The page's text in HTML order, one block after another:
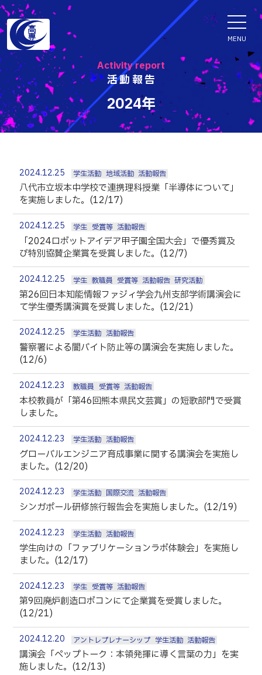
活動報告
Activity report
2024年
2024.12.25 学生活動 地域活動 活動報告
八代市立坂本中学校で連携理科授業「半導体について」
を実施しました。(12/17)
2024.12.25 学生 受賞等 活動報告
「2024ロボットアイデア甲子園全国大会」で優秀賞及
び特別協賛企業賞を受賞しました。(12/7)
2024.12.25 学生 教職員 受賞等 活動報告 研究活動
第26回日本知能情報ファジィ学会九州支部学術講演会に
て学生優秀講演賞を受賞しました。(12/21)
2024.12.25 学生活動 活動報告
警察署による闇バイト防止等の講演会を実施しました。
(12/6)
2024.12.23 教職員 受賞等 活動報告
本校教員が「第46回熊本県民文芸賞」の短歌部門で受賞
しました。
2024.12.23 学生活動 活動報告
グローバルエンジニア育成事業に関する講演会を実施し
ました。(12/20)
2024.12.23 学生活動 国際交流 活動報告
シンガポール研修旅行報告会を実施しました。(12/19)
2024.12.23 学生活動 活動報告
学生向けの「ファブリケーションラボ体験会」を実施し
ました。(12/17)
2024.12.23 学生 受賞等 活動報告
第9回廃炉創造ロボコンにて企業賞を受賞しました。
(12/21)
2024.12.20 アントレプレナーシップ 学生活動 活動報告
講演会「ペップトーク：本領発揮に導く言葉の力」を実
施しました。(12/13)
MENU
ENGLISH
学科・専攻科
電子情報学系学科
知能制御情報工学科
情報工学科
機械知能システム工学科
建築社会デザイン工学科
生物化学システム工学科
基幹教育科
専攻科
電子情報システム工学専攻
生産システム工学専攻
入試情報
入試速報
入学者選抜検査 情報
パンフレット・紹介動画
Webオープンキャンパス
オープンキャンパス等
進学の手引き
入学料および授業料
受験生向け 熊本高専 Q&A
熊本高専が運用するWebサイト・SNS・動画チャネ
ル等
お知らせ
イベント
交通アクセス
教員紹介
学生生活
パンフレット・紹介動画
国際交流
受賞等
活動報告
ツ等
キャリア関係
図書館
公開情報
その他
転職・Uターン就職
お問い合わせ
在校生・保護者の方へ
卒業生の方へ